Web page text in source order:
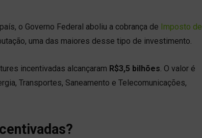
o Governo Federal aboliu a cobrança de Imposto de
uma das maiores desse tipo de investimento.
incentivadas alcançaram R$3,5 bilhões . O valor é
Transportes, Saneamento e Telecomunicações,